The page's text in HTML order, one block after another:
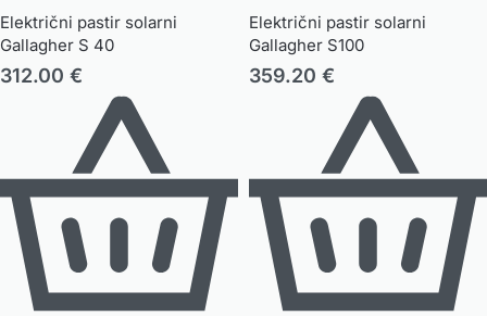
Električni pastir solarni
Gallagher S 40
312.00 €
Električni pastir solarni
Gallagher S100
359.20 €